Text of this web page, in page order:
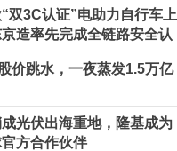
双3C认证”电助力自行车上
造率先完成全链路安全认
价跳水，一夜蒸发1.5万亿
光伏出海重地，隆基成为
方合作伙伴